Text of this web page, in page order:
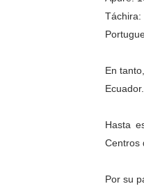
Táchira:
En
Ecuador.
Hasta
Centros
Por su